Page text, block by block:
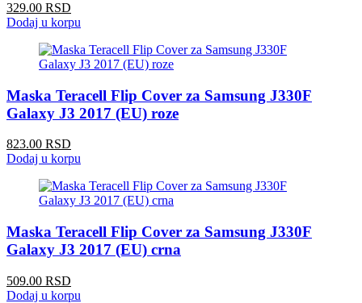
329.00 RSD
Dodaj u korpu
Maska Teracell Flip Cover za Samsung J330F
Galaxy J3 2017 (EU) roze
823.00 RSD
Dodaj u korpu
Maska Teracell Flip Cover za Samsung J330F
Galaxy J3 2017 (EU) crna
509.00 RSD
Dodaj u korpu